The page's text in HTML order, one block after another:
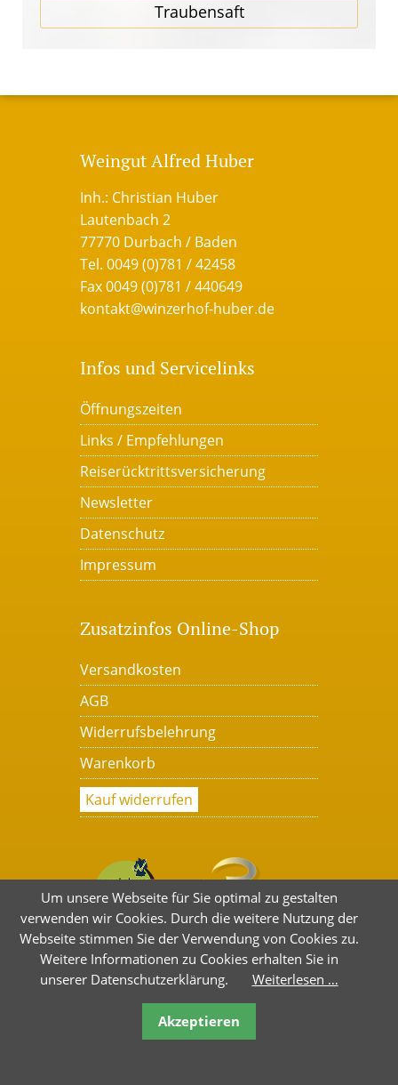
Traubensaft
Weingut Alfred Huber
Inh.: Christian Huber
Lautenbach 2
77770 Durbach / Baden
Tel. 0049 (0)781 / 42458
Fax 0049 (0)781 / 440649
kontakt@winzerhof-huber.de
Infos und Servicelinks
Öffnungszeiten
Links / Empfehlungen
Reiserücktrittsversicherung
Newsletter
Datenschutz
Impressum
Zusatzinfos Online-Shop
Versandkosten
AGB
Widerrufsbelehrung
Warenkorb
Kauf widerrufen
Um unsere Webseite für Sie optimal zu gestalten
verwenden wir Cookies. Durch die weitere Nutzung der
Webseite stimmen Sie der Verwendung von Cookies zu.
Weitere Informationen zu Cookies erhalten Sie in
unserer Datenschutzerklärung.
Weiterlesen …
Akzeptieren